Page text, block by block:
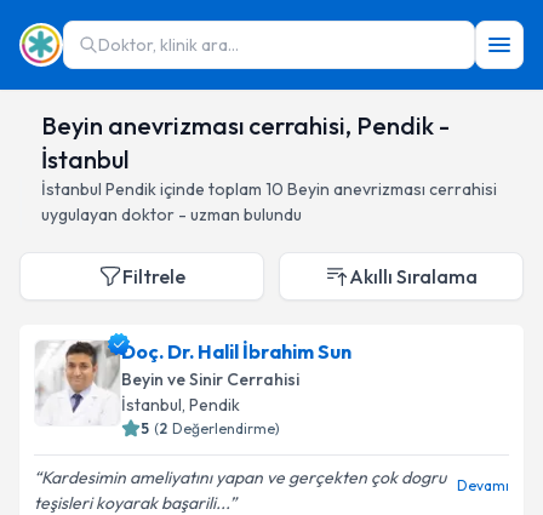
Doktor, klinik ara...
Beyin anevrizması cerrahisi, Pendik -
İstanbul
İstanbul Pendikiçinde toplam 10 Beyin anevrizması cerrahisi
uygulayan doktor - uzman bulundu
Filtrele Akıllı Sıralama
Doç. Dr. Halil İbrahim Sun
Beyin ve Sinir Cerrahisi
İstanbul, Pendik
5 (2 Değerlendirme)
Kardesimin ameliyatını yapan ve gerçekten çok dogru
teşisleri koyarak başarili...
Devamı